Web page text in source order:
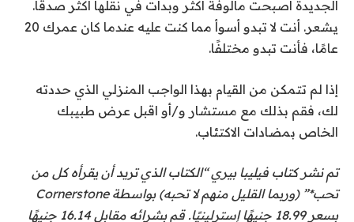
الجديدة أصبحت مألوفة أكثر وبدأت في نقلها أكثر صدقًا.
يشعر. أنت لا تبدو أسوأ مما كنت عليه عندما كان عمرك 20
عامًا، فأنت تبدو مختلفًا.
إذا لم تتمكن من القيام بهذا الواجب المنزلي الذي حددته
لك، فقم بذلك مع مستشار و/أو اقبل عرض طبيبك
الخاص بمضادات الاكتئاب.
تم نشر كتاب فيليبا بيري “الكتاب الذي تريد أن يقرأه كل من
تحب*” (وربما القليل منهم لا تحبه) بواسطة Cornerstone
بسعر 18.99 جنيهًا إسترلينيًا. قم بشرائه مقابل 16.14 جنيهًا